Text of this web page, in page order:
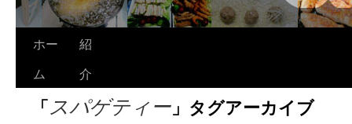
ホー
ム
紹
介
「スパゲティー 」タグアーカイブ